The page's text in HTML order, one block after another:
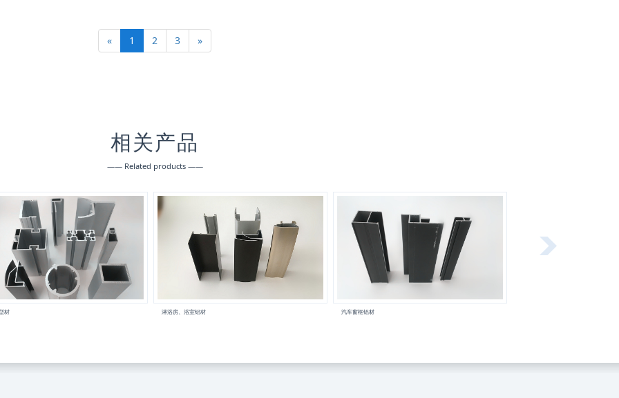
« 1 2 3 »
相关产品
—— Related products ——
材 淋浴房、浴室铝材 汽车窗框铝材